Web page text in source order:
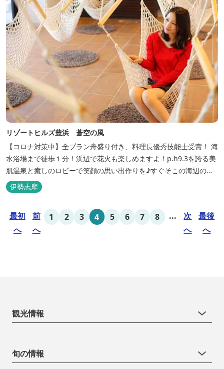
リゾートヒルズ豊浜 蒼空の風
【コロナ対策中】全プラン舟盛り付き、料理長優秀技能士受賞！ 海
水浴場まで徒歩１分！浜辺で花火も楽しめますよ！p.h9.3を誇る美
肌温泉と癒しのロビーで笑顔の思い出作りを♪すぐそこの海辺の高
台に建つ温泉宿
伊勢志摩
最初
へ
前
へ
1 2 3 4 5 6 7 8 ...
次
へ
最後
へ
観光情報
旬の情報